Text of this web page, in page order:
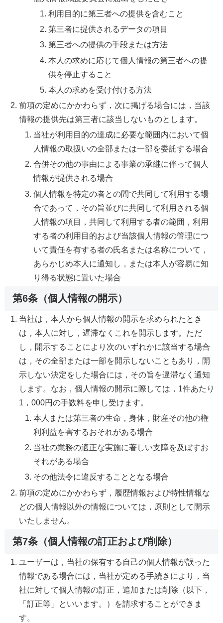
利用目的に第三者への提供を含むこと
第三者に提供されるデータの項目
第三者への提供の手段または方法
本人の求めに応じて個人情報の第三者への提
供を停止すること
本人の求めを受け付ける方法
前項の定めにかかわらず，次に掲げる場合には，当該
情報の提供先は第三者に該当しないものとします。
当社が利用目的の達成に必要な範囲内において個
人情報の取扱いの全部または一部を委託する場合
合併その他の事由による事業の承継に伴って個人
情報が提供される場合
個人情報を特定の者との間で共同して利用する場
合であって，その旨並びに共同して利用される個
人情報の項目，共同して利用する者の範囲，利用
する者の利用目的および当該個人情報の管理につ
いて責任を有する者の氏名または名称について，
あらかじめ本人に通知し，または本人が容易に知
り得る状態に置いた場合
第6条（個人情報の開示）
当社は，本人から個人情報の開示を求められたとき
は，本人に対し，遅滞なくこれを開示します。ただ
し，開示することにより次のいずれかに該当する場合
は，その全部または一部を開示しないこともあり，開
示しない決定をした場合には，その旨を遅滞なく通知
します。なお，個人情報の開示に際しては，1件あたり
1，000円の手数料を申し受けます。
本人または第三者の生命，身体，財産その他の権
利利益を害するおそれがある場合
当社の業務の適正な実施に著しい支障を及ぼすお
それがある場合
その他法令に違反することとなる場合
前項の定めにかかわらず，履歴情報および特性情報な
どの個人情報以外の情報については，原則として開示
いたしません。
第7条（個人情報の訂正および削除）
ユーザーは，当社の保有する自己の個人情報が誤った
情報である場合には，当社が定める手続きにより，当
社に対して個人情報の訂正，追加または削除（以下，
「訂正等」といいます。）を請求することができま
す。